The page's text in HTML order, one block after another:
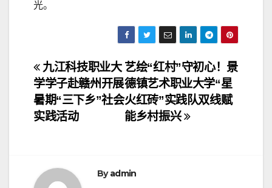
光。
文
章
导
艺绘“红村”守初心！景
德镇艺术职业大学“星
火红砖”实践队双线赋
能乡村振兴
九江科技职业大
学学子赴赣州开展
暑期“三下乡”社会
实践活动
Byadmin